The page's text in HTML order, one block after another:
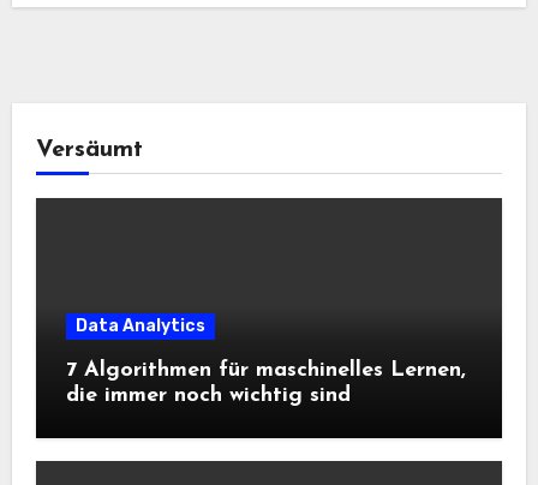
Versäumt
Data Analytics
7 Algorithmen für maschinelles Lernen,
die immer noch wichtig sind